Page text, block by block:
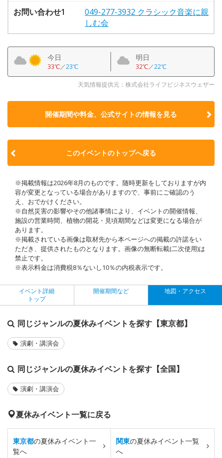
お問い合わせ1
049-277-3932 クラシック音楽に親
しむ会
今日
33℃／23℃
明日
32℃／22℃
天気情報提供元：株式会社ライフビジネスウェザー
開催期間や料金、公式サイトの情報を見る
このイベントのトップへ戻る
※掲載情報は2026年8月のものです。随時更新をしておりますが内
容が変更となっている場合がありますので、事前にご確認のう
え、おでかけください。
※自然災害の影響やその他諸事情により、イベントの開催情報、
施設の営業時間、植物の開花・見頃期間などは変更になる場合が
あります。
※掲載されている画像は取材先から本ページへの掲載の許諾をい
ただき、提供されたものとなります。画像の無断転載(二次使用)は
禁止です。
※表示料金は消費税8％ないし10％の内税表示です。
イベント詳細
トップ
開催期間など 地図・アクセス
同じジャンルの夏休みイベントを探す【東京都】
演劇・講演会
同じジャンルの夏休みイベントを探す【全国】
演劇・講演会
夏休みイベント一覧に戻る
東京都の夏休みイベント一
覧へ
関東の夏休みイベント一覧
へ